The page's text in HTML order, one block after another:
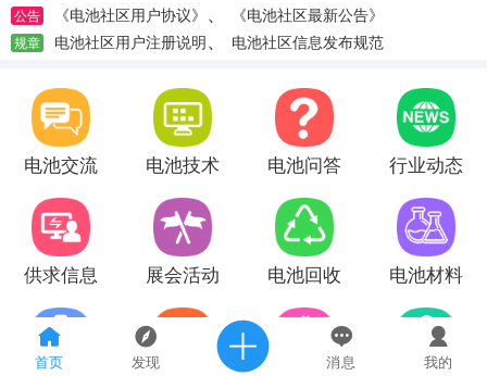
首页 发现 消息 我的
公告 《电池社区用户协议》 、 《电池社区最新公告》
规章 电池社区用户注册说明、 电池社区信息发布规范
电池交流 电池技术 电池问答 行业动态
供求信息 展会活动 电池回收 电池材料